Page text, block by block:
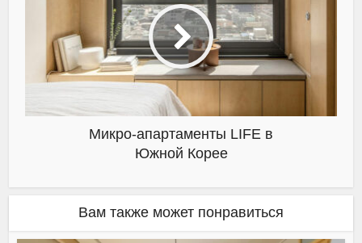
Микро-апартаменты LIFE в
Южной Корее
Вам также может понравиться